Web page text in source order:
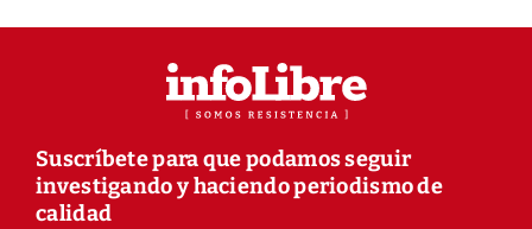
Suscríbete para que podamos seguir
investigando y haciendo periodismo de
calidad